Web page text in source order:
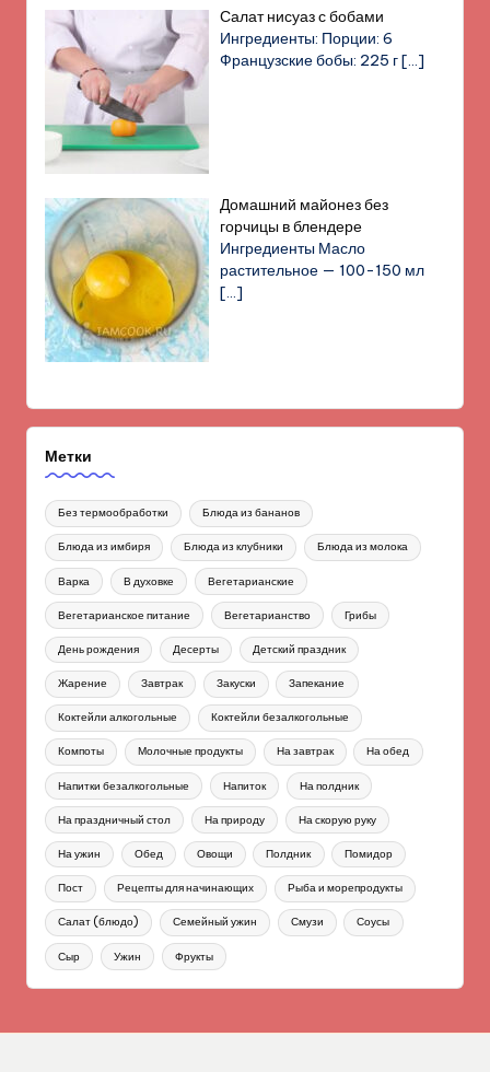
Салат нисуаз с бобами
Ингредиенты: Порции: 6
Французские бобы: 225 г[…]
Домашний майонез без
горчицы в блендере
Ингредиенты Масло
растительное — 100-150 мл
[…]
Метки
Без термообработки Блюда из бананов
Блюда из имбиря Блюда из клубники Блюда из молока
Варка В духовке Вегетарианские
Вегетарианское питание Вегетарианство Грибы
День рождения Десерты Детский праздник
Жарение Завтрак Закуски Запекание
Коктейли алкогольные Коктейли безалкогольные
Компоты Молочные продукты На завтрак На обед
Напитки безалкогольные Напиток На полдник
На праздничный стол На природу На скорую руку
На ужин Обед Овощи Полдник Помидор
Пост Рецепты для начинающих Рыба и морепродукты
Салат (блюдо) Семейный ужин Смузи Соусы
Сыр Ужин Фрукты